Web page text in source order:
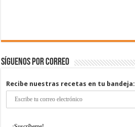
Síguenos por correo
Recibe nuestras recetas en tu bandeja: